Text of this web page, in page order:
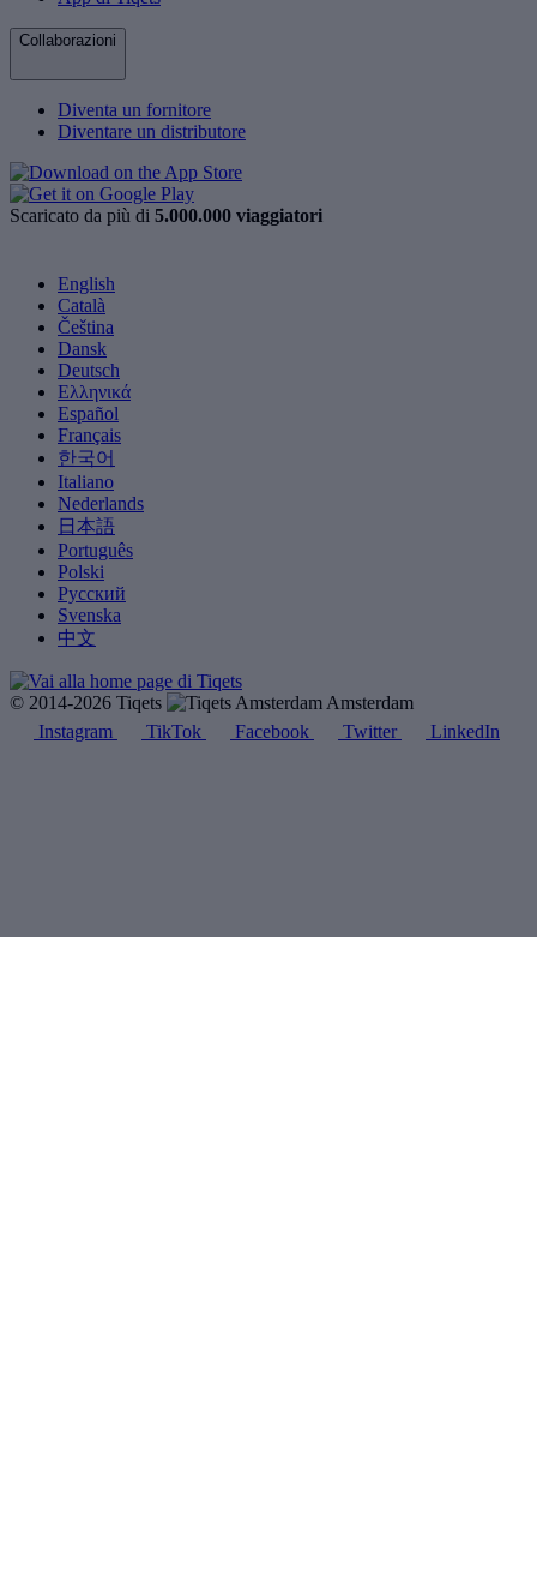
Collaborazioni
Diventa un fornitore
Diventare un distributore
Scaricato da più di 5.000.000 viaggiatori
English
Català
Čeština
Dansk
Deutsch
Ελληνικά
Español
Français
한국어
Italiano
Nederlands
日本語
Português
Polski
Русский
Svenska
中文
© 2014-2026 Tiqets
Amsterdam
Instagram
TikTok Facebook Twitter LinkedIn